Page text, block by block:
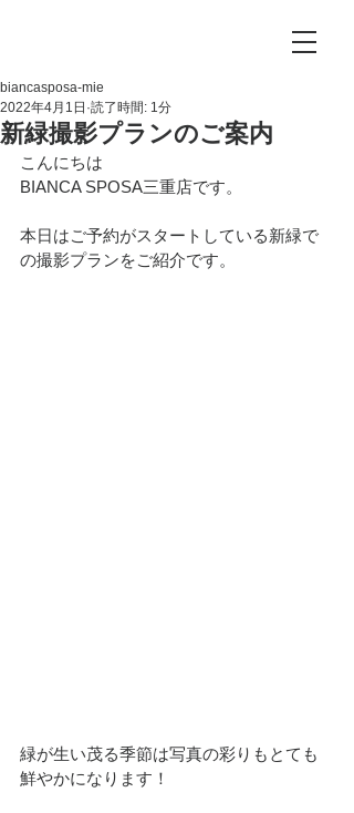
新緑撮影プランのご案内
biancasposa-mie
2022年4月1日 読了時間: 1分
こんにちは
BIANCA SPOSA三重店です。
本日はご予約がスタートしている新緑で
の撮影プランをご紹介です。
緑が生い茂る季節は写真の彩りもとても
鮮やかになります！